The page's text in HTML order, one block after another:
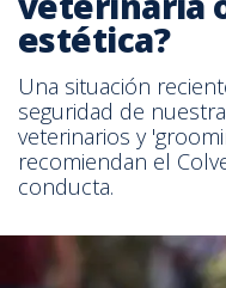
estética?
Una situación
seguridad de
veterinarios y
recomiendan el
conducta.